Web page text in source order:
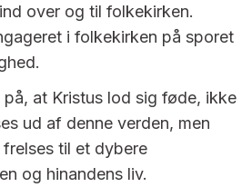
over og til folkekirken.
i folkekirken på sporet
at Kristus lod sig føde, ikke
ud af denne verden, men
til et dybere
og hinandens liv.